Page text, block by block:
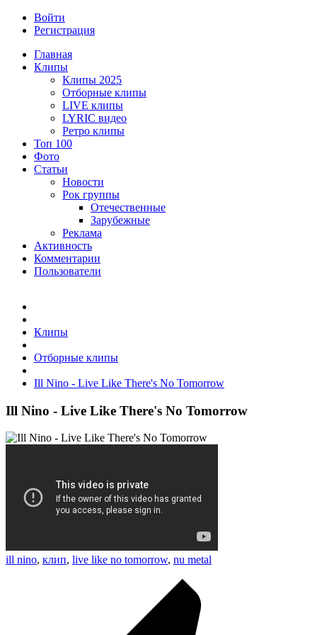
Войти
Регистрация
Главная
Клипы
Клипы 2025
Отборные клипы
LIVE клипы
LYRIC видео
Ретро клипы
Топ 100
Фото
Статьи
Новости
Рок группы
Отечественные
Зарубежные
Реклама
Активность
Комментарии
Пользователи
Клипы
Отборные клипы
Ill Nino - Live Like There's No Tomorrow
Ill Nino - Live Like There's No Tomorrow
ill nino, клип, live like no tomorrow, nu metal